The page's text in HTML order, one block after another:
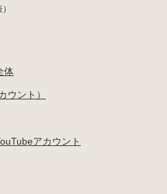
体
ウント）
アカウント